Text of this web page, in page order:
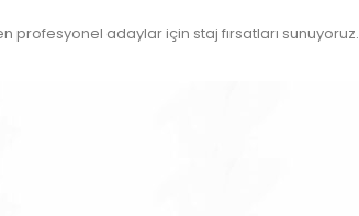
adaylar için staj fırsatları sunuyoruz.